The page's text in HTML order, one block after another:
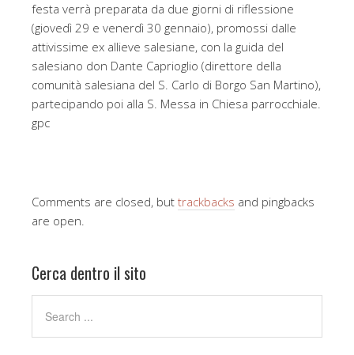
festa verrà preparata da due giorni di riflessione
(giovedì 29 e venerdì 30 gennaio), promossi dalle
attivissime ex allieve salesiane, con la guida del
salesiano don Dante Caprioglio (direttore della
comunità salesiana del S. Carlo di Borgo San Martino),
partecipando poi alla S. Messa in Chiesa parrocchiale.
gpc
Comments are closed, but trackbacks and pingbacks
are open.
Cerca dentro il sito